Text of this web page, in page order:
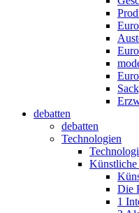
debatten
debatten
Technologien
Die
1